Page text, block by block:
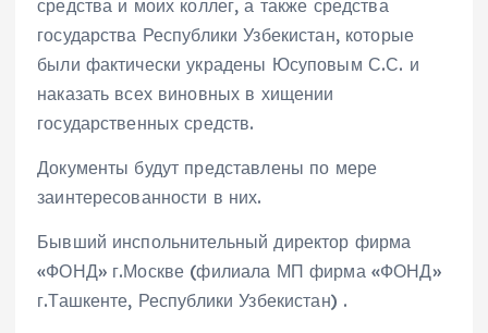
средства и моих коллег, а также средства
государства Республики Узбекистан, которые
были фактически украдены Юсуповым С.С. и
наказать всех виновных в хищении
государственных средств.
Документы будут представлены по мере
заинтересованности в них.
Бывший инспольнительный директор фирма
«ФОНД» г.Москве (филиала МП фирма «ФОНД»
г.Ташкенте, Республики Узбекистан) .